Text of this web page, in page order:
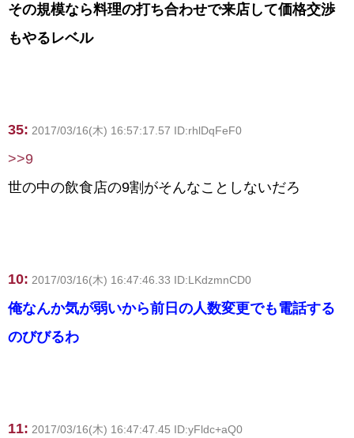
その規模なら料理の打ち合わせで来店して価格交渉
もやるレベル
35: 2017/03/16(木) 16:57:17.57 ID:rhlDqFeF0
>>9
世の中の飲食店の9割がそんなことしないだろ
10: 2017/03/16(木) 16:47:46.33 ID:LKdzmnCD0
俺なんか気が弱いから前日の人数変更でも電話する
のびびるわ
11: 2017/03/16(木) 16:47:47.45 ID:yFldc+aQ0